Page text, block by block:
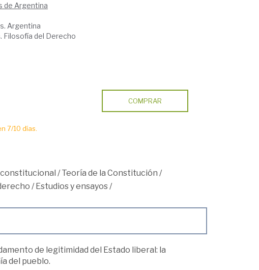
de Argentina
Argentina
Filosofía del Derecho
7/10 días.
COMPRAR
/Teoría de la Constitución /
/Estudios y ensayos/
de legitimidad del Estado liberal: la
del pueblo.